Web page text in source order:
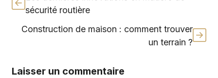
sécurité routière
Construction de maison : comment trouver
un terrain ?
Laisser un commentaire